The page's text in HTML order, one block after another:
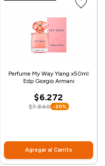
Perfume My Way Ylang x50ml
Edp Giorgio Armani
$6.272
$7.840 -20%
Agregar al Carrito